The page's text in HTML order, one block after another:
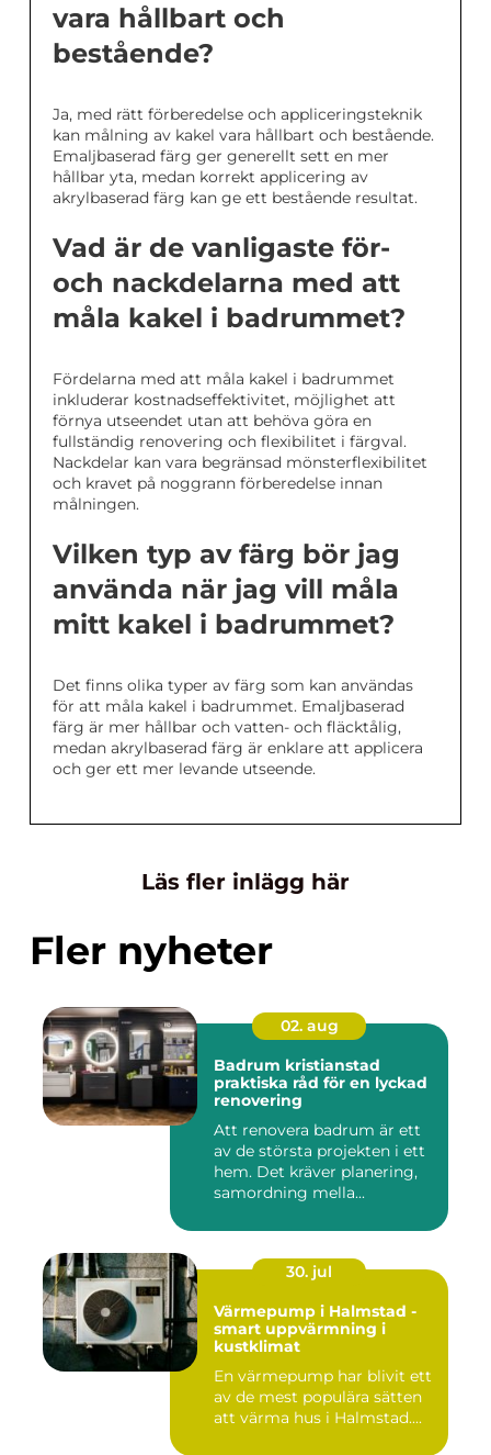
vara hållbart och
bestående?
Ja, med rätt förberedelse och appliceringsteknik
kan målning av kakel vara hållbart och bestående.
Emaljbaserad färg ger generellt sett en mer
hållbar yta, medan korrekt applicering av
akrylbaserad färg kan ge ett bestående resultat.
Vad är de vanligaste för-
och nackdelarna med att
måla kakel i badrummet?
Fördelarna med att måla kakel i badrummet
inkluderar kostnadseffektivitet, möjlighet att
förnya utseendet utan att behöva göra en
fullständig renovering och flexibilitet i färgval.
Nackdelar kan vara begränsad mönsterflexibilitet
och kravet på noggrann förberedelse innan
målningen.
Vilken typ av färg bör jag
använda när jag vill måla
mitt kakel i badrummet?
Det finns olika typer av färg som kan användas
för att måla kakel i badrummet. Emaljbaserad
färg är mer hållbar och vatten- och fläcktålig,
medan akrylbaserad färg är enklare att applicera
och ger ett mer levande utseende.
Läs fler inlägg här
Fler nyheter
02. aug
Badrum kristianstad
praktiska råd för en lyckad
renovering
Att renovera badrum är ett
av de största projekten i ett
hem. Det kräver planering,
samordning mella...
30. jul
Värmepump i Halmstad -
smart uppvärmning i
kustklimat
En värmepump har blivit ett
av de mest populära sätten
att värma hus i Halmstad....